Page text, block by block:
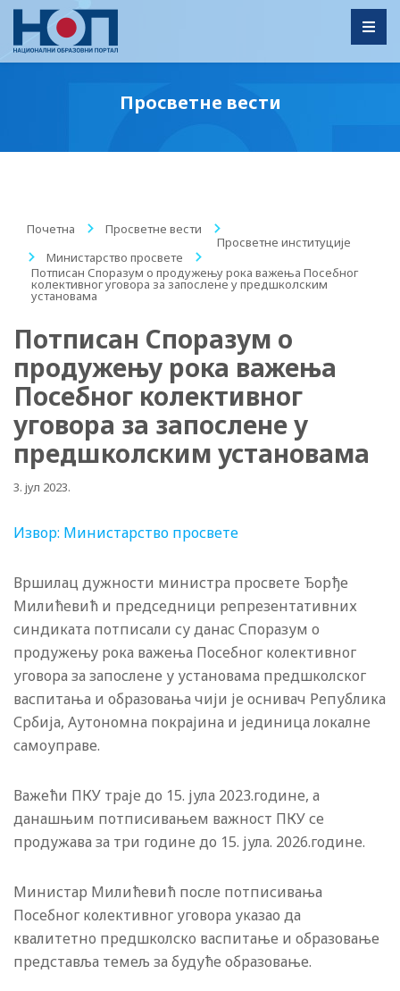
Просветне вести
Почетна / Просветне вести
/
Просветне институције
/
Министарство просвете
/
Потписан Споразум о продужењу рока важења Посебног
колективног уговора за запослене у предшколским
установама
Потписан Споразум о
продужењу рока важења
Посебног колективног
уговора за запослене у
предшколским установама
3. јул 2023.
Извор: Министарство просвете
Вршилац дужности министра просвете Ђорђе
Милићевић и председници репрезентативних
синдиката потписали су данас Споразум о
продужењу рока важења Посебног колективног
уговора за запослене у установама предшколског
васпитања и образовања чији је оснивач Република
Србија, Аутономна покрајина и јединица локалне
самоуправе.
Важећи ПКУ траје до 15. јула 2023.године, а
данашњим потписивањем важност ПКУ се
продужава за три године до 15. јула. 2026.године.
Министар Милићевић после потписивања
Посебног колективног уговора указао да
квалитетно предшколско васпитање и образовање
представља темељ за будуће образовање.